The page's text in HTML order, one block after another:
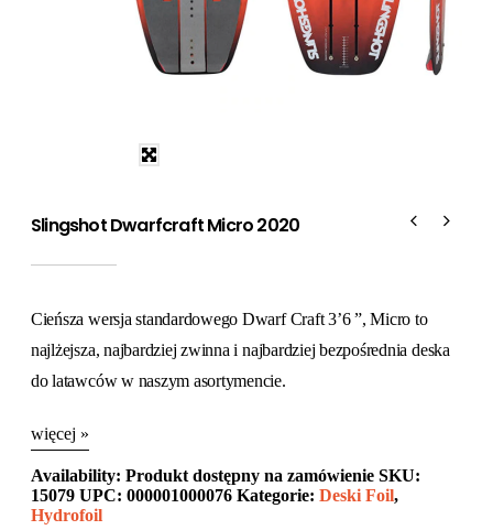
Slingshot Dwarfcraft Micro 2020
Cieńsza wersja standardowego Dwarf Craft 3’6 ”, Micro to
najlżejsza, najbardziej zwinna i najbardziej bezpośrednia deska
do latawców w naszym asortymencie.
więcej »
Availability: Produkt dostępny na zamówienie SKU:
15079 UPC: 000001000076 Kategorie: Deski Foil,
Hydrofoil